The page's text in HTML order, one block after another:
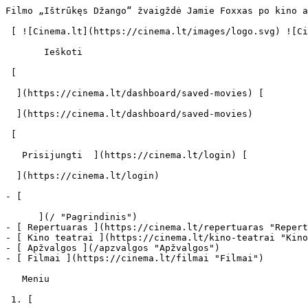
Filmo „Ištrūkęs Džango“ žvaigždė Jamie Foxxas po kino apdovanojimų maratono keliaus į įrašų studiją - cinema.lt                            Ieškoti     

 [ ![Cinema.lt](https://cinema.lt/images/logo.svg) ![Cinema.lt](https://cinema.lt/images/favicon.svg) ](https://cinema.lt "Cinema.lt")

       Ieškoti     

 [  

  ](https://cinema.lt/dashboard/saved-movies) [  

  ](https://cinema.lt/dashboard/saved-movies)

 [  

   Prisijungti  ](https://cinema.lt/login) [  

  ](https://cinema.lt/login) 

- [  

      ](/ "Pagrindinis")
- [ Repertuaras ](https://cinema.lt/repertuaras "Repertuaras")
- [ Kino teatrai ](https://cinema.lt/kino-teatrai "Kino teatrai")
- [ Apžvalgos ](/apzvalgos "Apžvalgos")
- [ Filmai ](https://cinema.lt/filmai "Filmai")

   Meniu   

 1. [ 

      cinema.lt  ](/)
2. [  Naujienos  ](https://cinema.lt/naujienos)
3. Filmo „Ištrūkęs Džango“ žvaigždė Jamie Foxxas po kino apdovanojimų maratono keliaus į įrašų studiją

Filmo „Ištrūkęs Džango“ žvaigždė Jamie Foxxas po kino apdovanojimų maratono keliaus į įrašų studiją
===================================================================================================

Garbingą vietą kino apdovanojimų maratone, kuris vyks iki pat JAV Kino meno ir mokslo akademijos apdovanojimų, prestižinių „Oskarų", įteikimo vasarį, užima ir naujoji Quentino Tarantino juosta „Ištrūkęs Džango" (angl. „Django Unchained"). Pagrindinį, išsilaisvinusio vergo vaidmenį filme atliko talentingas aktorius, komikas ir atlikėjas Jamie Foxxas.

45-erių vyras prisipažino žurnalistams, kad netrukus ketina sugrįžti prie muzikos kūrimo ir vėl imtis darbų įrašų studijoje. J.Foxxas teigė pradėsiantis naują savo albumą drauge su žinomu atlikėju Kanye Westu, kuris taps ir dainų rinkinio prodiuseriu.

Planuojamas J.Foxxo albumas bus jau penktasis, pastarąjį „Best Night of My Life" jis išleido 2010-ųjų gruodį. „Šįsyk ketinu dirbti su Kanye ir dar keletu žinomų žmonių. Žinoma, negaliu garantuoti, kad bus Beyonce, bet ji nuostabi", - Bangshowbiz.com atstovams sakė aktorius. Anksčiau jis yra bendradarbiavęs su Justinu Timberlake‘u, T.I. ir Ne-Yo.

Žinoma, kol kas, iki vasario 24-osios, kuomet ir įvyks „Oskarų" teikimo ceremonija, J.Foxxas visas atsidavęs kino pasauliui. Vos pasirodęs pasaulio kino teatruose „Ištrūkęs Džango" tapo tikru hitu, nors ir neapsiėjo be prieštaringų kalbų.

Juostoje „Ištrūkęs Džango" aktorius persekioja žmones, pardavusius jo mylimąją Brumhildą (akt. Kerry Washington) turtingam plantatoriui ir vergvaldžiui (akt. Leonardo DiCaprio). Savo kelyje jis žudo be gailesčio. Tiesa, Amerikoje kone daugiausiai kalbų sukėlė gausus itin rasistiniu laikomo žodžio „negras" vartojimas filme - paskaičiuota, kad jis pasakomas per 100 kartų. Pats J.Foxxas ragino tokių dalykų nesureikšminti, juk jis ir pats yra juodaodis, o filmą vertinti kaip meninį kūrinį, o ne politinį pareiškimą. „Scenarijus, žinoma, prieštaringas. Ir mes, tamsiaodžiai vyrukai, visada labai jautrūs. Taip jau yra, visą gyvenimą mes rūpinamės dėl rasės. Aš - ne išimtis", - Nydailynews.com sakė jis.

 Naujajame Q.Tarantino vesterne „Ištrūkęs Džango" žiūrovai drauge su J.Foxxu išvys tokius gerai pažįstamus aktorius kaip Christophas Waltzas, L.DiCaprio, K.Washington ir Samuelis L.Jacksonas. Šis filmas Lietuvos kino teatrus pasieks sausio 25 dieną.

Nuotaikingas J.Foxxo pasirodymas Ellen DeGeneres šou:

 Dalintis

 [ ![Facebook](https://cinema.lt/images/socials/facebook_icon.svg) ](https://www.facebook.com/sharer/sharer.php?u=https%3A%2F%2Fcinema.lt%2Fnaujienos%2Ffilmo-istrukes-dzango-zvaigzde-jamie-foxxas-po-kino-